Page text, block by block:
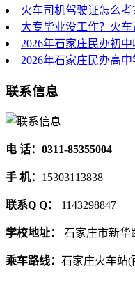
火车司机驾驶证怎么
大专毕业没工作？火
2026年石家庄民办初
2026年石家庄民办高
联系信息
电 话：0311-85355004
手 机： 15303113838
联系Q Q： 1143298847
学校地址： 石家庄市新华
乘车路线： 石家庄火车站(